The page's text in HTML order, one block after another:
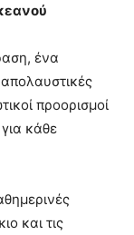
ένα
απολαυστικές
προορισμοί
κάθε
και τις